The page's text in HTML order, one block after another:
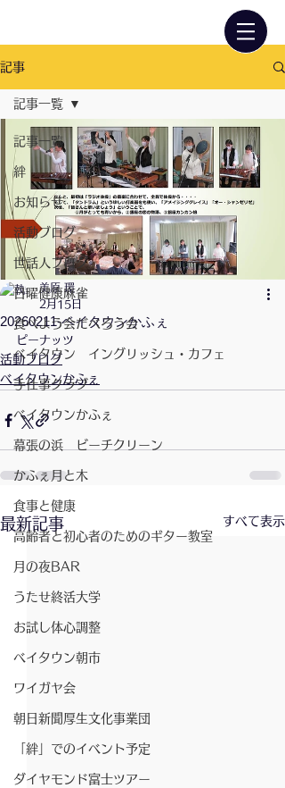
記事
記事一覧
絆
お知らせ
活動ブログ
世話人ブログ
日曜健康麻雀
食べよう会だべろう会
ベイタウン イングリッシュ・カフェ
手仕事クラブ
ベイタウンかふぇ
幕張の浜 ビーチクリーン
かふぇ月と木
食事と健康
高齢者と初心者のためのギター教室
月の夜BAR
うたせ終活大学
お試し体心調整
ベイタウン朝市
ワイガヤ会
朝日新聞厚生文化事業団
「絆」でのイベント予定
ダイヤモンド富士ツアー
記事一覧
20260211-ベイタウンかふぇ
美原 環
2月15日
ピーナッツ
活動ブログ
ベイタウンかふぇ
最新記事 すべて表示